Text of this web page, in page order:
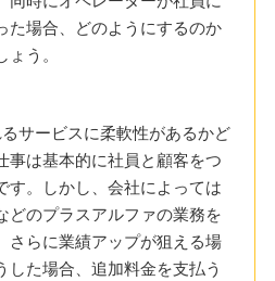
た場合、どのようにするのか
う。
サービスに柔軟性があるかど
事は基本的に社員と顧客をつ
す。しかし、会社によっては
どのプラスアルファの業務を
さらに業績アップが狙える場
た場合、追加料金を支払う